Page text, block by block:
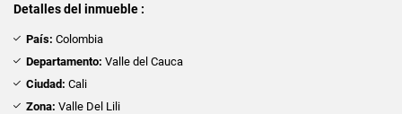
Detalles del inmueble :
País: Colombia
Departamento: Valle del Cauca
Ciudad: Cali
Zona: Valle Del Lili